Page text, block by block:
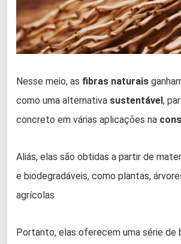
Nesse meio, as fibras naturais
como uma alternativa sustentável,
concreto em várias aplicações na
Aliás, elas são obtidas a partir de
e biodegradáveis, como plantas,
agrícolas
Portanto, elas oferecem uma série de